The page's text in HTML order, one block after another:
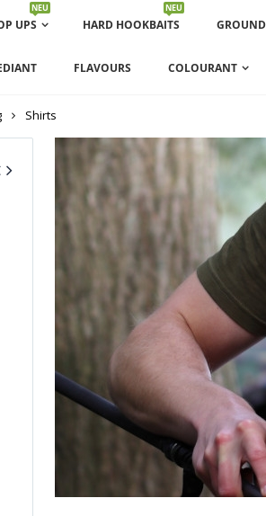
UPS
NEU
HARD HOOKBAITS
NEU
FLAVOURS COLOURANT
Shirts
Fermented Tigernut Enzym Boilies
Ab:
25,90 €
zzgl.
Versandkosten
Lieferzeit: 3-4 Tage¹
Spook "FROZEN ORANGE" (Bait Smoke)
15,90 €
Inkl. MwSt.,zzgl.
Versandkosten
Lieferzeit: 3-4 Tage¹
(Grundpreis132,50 € / 1
Spook "PEACH 'N' PEPPER" (Bait Smoke)